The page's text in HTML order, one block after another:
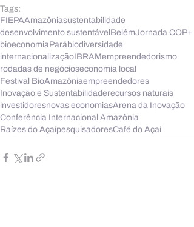
Tags:
FIEPAAmazôniasustentabilidade
desenvolvimento sustentável BelémJornada COP+
bioeconomiaParábiodiversidade
internacionalizaçãoIBRAMempreendedorismo
rodadas de negócioseconomia local
Festival BioAmazôniaempreendedores
Inovação e Sustentabilidaderecursos naturais
investidoresnovas economiasArena da Inovação
Conferência Internacional Amazônia
Raízes do AçaípesquisadoresCafé do Açaí